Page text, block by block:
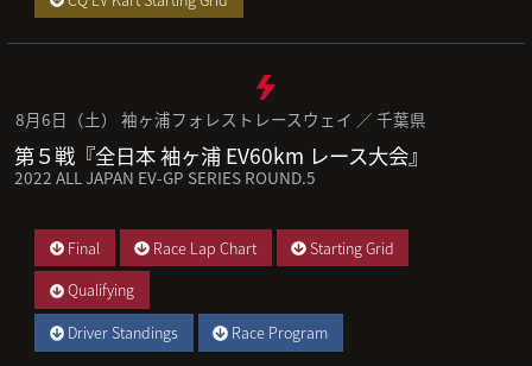
8月6日（土） 袖ヶ浦フォレストレースウェイ ／ 千葉県
第５戦『全日本 袖ヶ浦 EV60km レース大会』
2022 ALL JAPAN EV-GP SERIES ROUND.5
Final Race Lap Chart
Starting Grid
Qualifying
Driver Standings
Race Program